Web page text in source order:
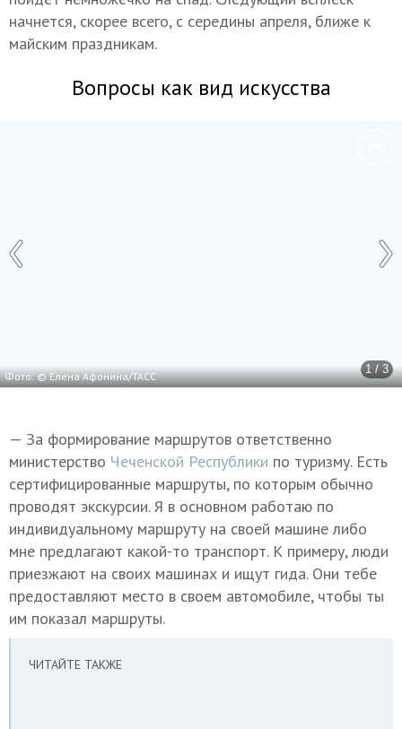
начнется, скорее всего, с середины апреля, ближе к
майским праздникам.
Вопросы как вид искусства
1 / 3
Фото: © Елена Афонина/ТАСС
— За формирование маршрутов ответственно
министерство Чеченской Республики по туризму. Есть
сертифицированные маршруты, по которым обычно
проводят экскурсии. Я в основном работаю по
индивидуальному маршруту на своей машине либо
мне предлагают какой-то транспорт. К примеру, люди
приезжают на своих машинах и ищут гида. Они тебе
предоставляют место в своем автомобиле, чтобы ты
им показал маршруты.
ЧИТАЙТЕ ТАКЖЕ